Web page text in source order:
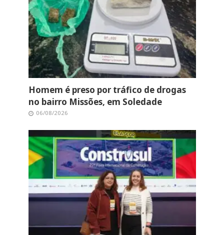
Homem é preso por tráfico de drogas
no bairro Missões, em Soledade
06/08/2026